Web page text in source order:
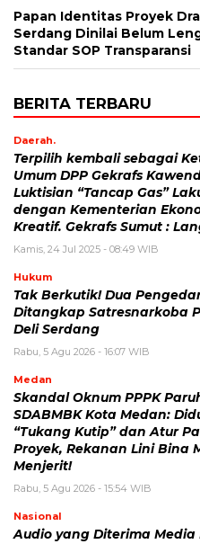
Papan Identitas Proyek
Serdang Dinilai Belum
Standar SOP Transparansi
BERITA TERBARU
Daerah.
Terpilih kembali sebagai
Umum DPP Gekrafs
Luktisian “Tancap Gas”
dengan Kementerian
Kreatif. Gekrafs Sumut :
Kamis, 24 Jul 2025 - 08:49 WIB
Hukum
Tak Berkutik! Dua
Ditangkap Satresnarkoba
Deli Serdang
Rabu, 5 Agu 2026 - 16:07 WIB
Medan
Skandal Oknum PPPK
SDABMBK Kota Medan:
“Tukang Kutip” dan Atur
Proyek, Rekanan Lini Bina
Menjerit!
Rabu, 5 Agu 2026 - 15:54 WIB
Nasional
Audio yang Diterima Media